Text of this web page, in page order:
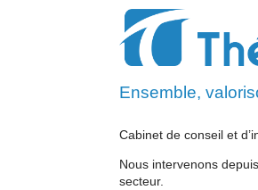
Ensemble,
Cabinet de conseil et
Nous intervenons
secteur.